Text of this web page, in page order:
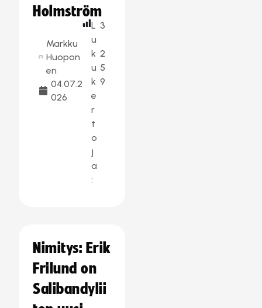
Holmström
Markku
Huopon
en
04.07.2
026
L
u
k
u
k
e
r
t
o
j
a
:
3
2
5
9
Nimitys: Erik
Frilund on
Salibandylii